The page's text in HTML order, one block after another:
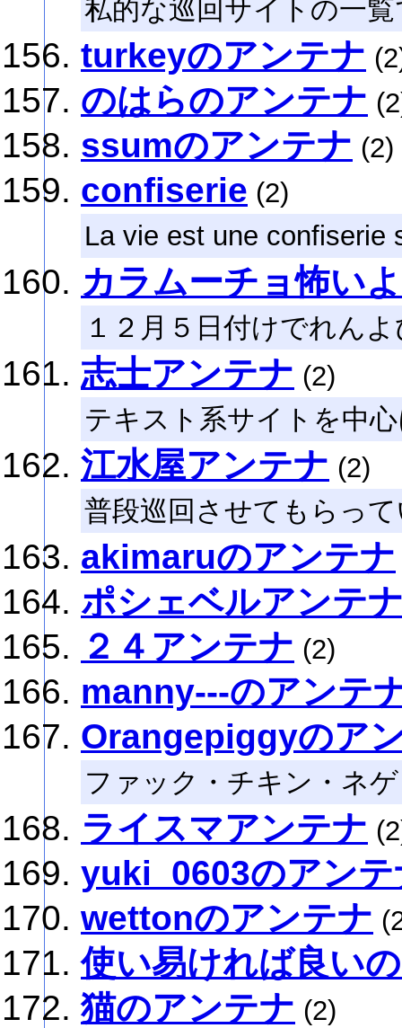
私的な巡回サイトの一
turkeyのアンテナ
のはらのアンテナ
ssumのアンテナ (2)
confiserie (2)
La vie est une confiserie
カラムーチョ怖い
１２月５日付けでれん
志士アンテナ (2)
テキスト系サイトを中
江水屋アンテナ (2)
普段巡回させてもらっ
akimaruのアンテナ
ポシェベルアンテ
２４アンテナ (2)
manny---のアンテ
Orangepiggyのア
ファック・チキン・ネ
ライスマアンテナ
yuki_0603のアンテ
wettonのアンテナ
使い易ければ良い
猫のアンテナ (2)